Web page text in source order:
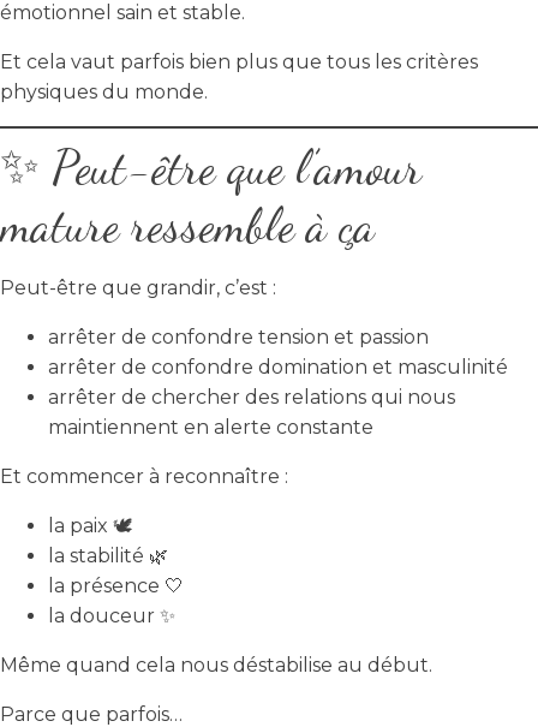
émotionnel sain et stable.
Et cela vaut parfois bien plus que tous les critères
physiques du monde.
✨ Peut-être que l’amour
mature ressemble à ça
Peut-être que grandir, c’est :
arrêter de confondre tension et passion
arrêter de confondre domination et masculinité
arrêter de chercher des relations qui nous
maintiennent en alerte constante
Et commencer à reconnaître :
la paix 🕊️
la stabilité 🌿
la présence 🤍
la douceur ✨
Même quand cela nous déstabilise au début.
Parce que parfois…